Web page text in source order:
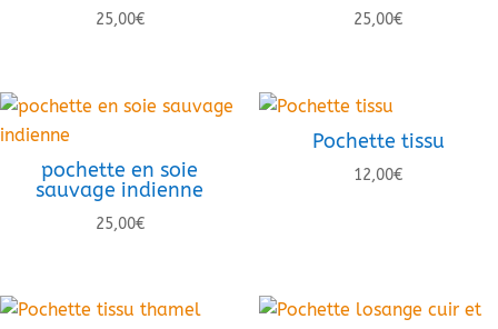
25,00€ 25,00€
pochette en soie
sauvage indienne
25,00€
Pochette tissu
12,00€